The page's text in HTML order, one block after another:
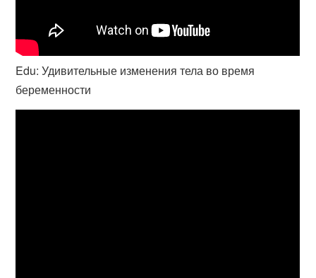
Edu: Удивительные изменения тела во время
беременности